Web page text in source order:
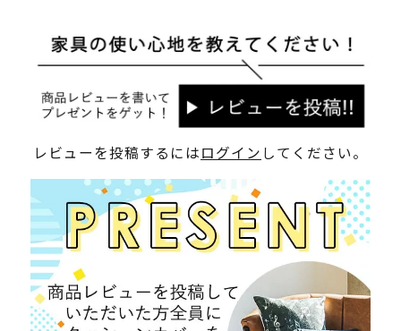
レビューを投稿するにはログイン してください。